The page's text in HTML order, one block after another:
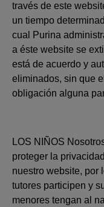
través de este
un tiempo
cual Purina
a éste website se
está de acuerdo y
eliminados, sin que
obligación alguna
LOS NIÑOS
proteger la
nuestro website, por
tutores participen y
menores tengan al